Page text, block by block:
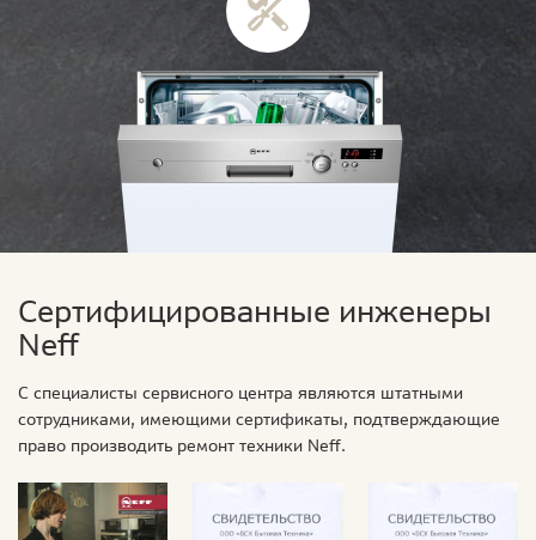
Сертифицированные инженеры
Neff
С специалисты сервисного центра являются штатными
сотрудниками, имеющими сертификаты, подтверждающие
право производить ремонт техники Neff.